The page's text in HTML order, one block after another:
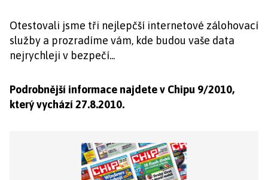
Otestovali jsme tři nejlepčší internetové zálohovací
služby a prozradíme vám, kde budou vaše data
nejrychleji v bezpečí...
Podrobnější informacenajdete v Chipu 9/2010,
který vychází 27.8.2010.